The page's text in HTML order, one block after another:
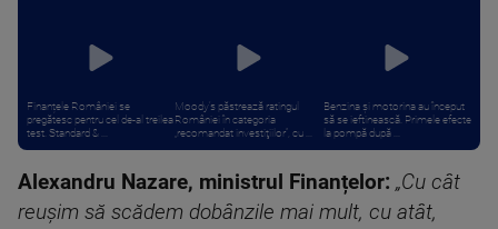
Finanțele României se
pregătesc pentru cel de-al treilea
test. Standard & ...
Moody’s păstrează ratingul
României în categoria
„recomandat investiţiilor”, cu ...
Benzina și motorina au început
să se ieftinească. Primele efecte
la pompă după ...
Alexandru Nazare, ministrul Finanțelor: „Cu cât
reușim să scădem dobânzile mai mult, cu atât,